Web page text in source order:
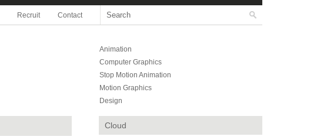
Recruit Contact
Animation
Computer Graphics
Stop Motion Animation
Motion Graphics
Design
Cloud